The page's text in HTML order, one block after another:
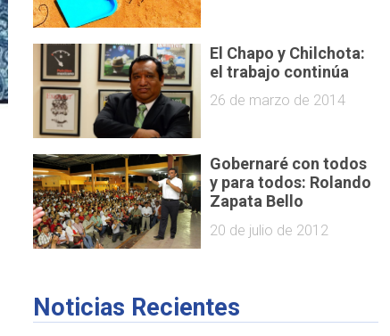
El Chapo y Chilchota:
el trabajo continúa
26 de marzo de 2014
Gobernaré con todos
y para todos: Rolando
Zapata Bello
20 de julio de 2012
Noticias Recientes